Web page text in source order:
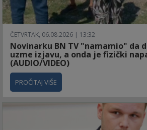
ČETVRTAK, 06.08.2026 | 13:32
Novinarku BN TV "namamio" da
uzme izjavu, a onda je fizički
(AUDIO/VIDEO)
PROČITAJ VIŠE